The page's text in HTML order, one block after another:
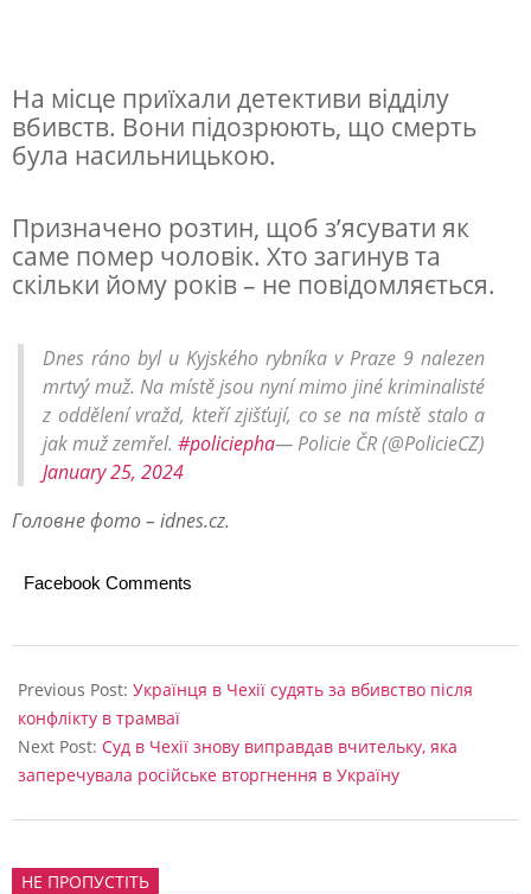
р
т
в
г
о
о
а
На місце приїхали детективи відділу
вбивств. Вони підозрюють, що смерть
була насильницькою.
Призначено розтин, щоб з’ясувати як
саме помер чоловік. Хто загинув та
скільки йому років – не повідомляється.
Dnes ráno byl u Kyjského rybníka v Praze 9 nalezen
mrtvý muž. Na místě jsou nyní mimo jiné kriminalisté
z oddělení vražd, kteří zjišťují, co se na místě stalo a
jak muž zemřel.#policiepha— Policie ČR (@PolicieCZ)
January 25, 2024
Головне фото – idnes.cz.
Facebook Comments
01-
25
Previous Post: Українця в Чехії судять за вбивство після
конфлікту в трамваї
Next Post: Суд в Чехії знову виправдав вчительку, яка
заперечувала російське вторгнення в Україну
НЕ ПРОПУСТІТЬ